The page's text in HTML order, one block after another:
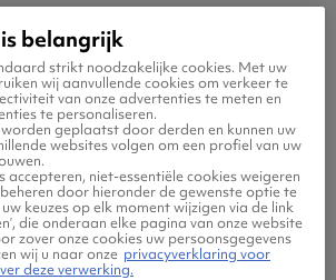
informatie voor
naar Albi
belangrijk
strikt noodzakelijke cookies. Met uw
wij aanvullende cookies om verkeer te
van onze advertenties te meten en
te personaliseren.
geplaatst door derden en kunnen uw
websites volgen om een profiel van uw
accepteren, niet-essentiële cookies weigeren
door hieronder de gewenste optie te
keuzes op elk moment wijzigen via de link
die onderaan elke pagina van onze website
zover onze cookies uw persoonsgegevens
wij u naar onze privacyverklaring voor
deze verwerking.